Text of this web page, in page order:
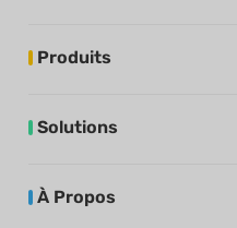
Produits
Solutions
À Propos